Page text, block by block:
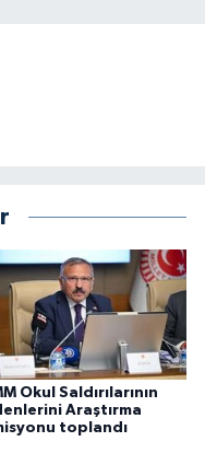
Okul Saldırılarının
Araştırma
toplandı